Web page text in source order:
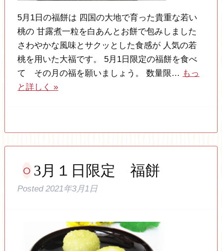
5月1日の福餅は 四国の大地で育った貴重な若い
桃の 甘露煮一粒を白あんとお餅で包みしました
さわやかな風味とサクッとした食感が 人気の若
桃を用いた大福です。 5月1日限定の福餅を食べ
て その月の福を願いましょう。 数量限… もっ
と詳しく »
3月１日限定 福餅
Posted2021年3月1日